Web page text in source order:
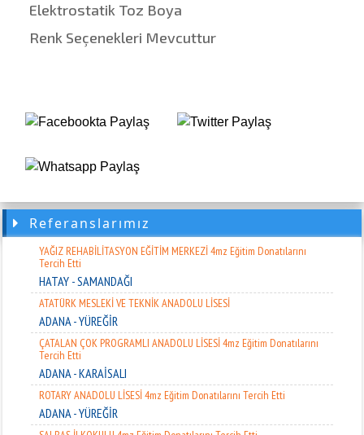
Elektrostatik Toz Boya
Renk Seçenekleri Mevcuttur
Referanslarımız
BAYBURT KIZ AND. İ. HATİP LİS. 4mz Eğitim Donatılarını Tercih Etti
BAYBURT
ANAFARTALAR ANADOLU LİSESİ 4mz Eğitim Donatılarını Tercih Etti
KÖRFEZ EĞT. VE YARD. DERN. 4mz Eğitim Donatılarını Tercih Etti
MİNECAN ÖZEL EĞİTİM KURUMLARI 4mz Eğitim Donatılarını Tercih Etti
ARİF NİHAT ASYA ANADOLU LİSESİ4mz Eğitim Donatılarını Tercih Etti
ADANA - SEYHAN
YAĞIZ REHABİLİTASYON EĞİTİM MERKEZİ 4mz Eğitim Donatılarını
Tercih Etti
HATAY - SAMANDAĞI
ATATÜRK MESLEKİ VE TEKNİK ANADOLU LİSESİ
ADANA - YÜREĞİR
ÇATALAN ÇOK PROGRAMLI ANADOLU LİSESİ 4mz Eğitim Donatılarını
Tercih Etti
ADANA - KARAİSALI
ROTARY ANADOLU LİSESİ 4mz Eğitim Donatılarını Tercih Etti
ADANA - YÜREĞİR